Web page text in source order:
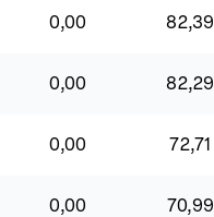
0,00 82,39
0,00 82,29
0,00 72,71
0,00 70,99